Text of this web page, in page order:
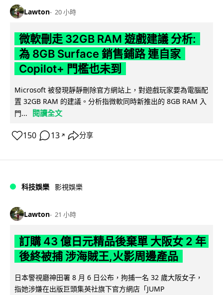
Lawton 20 小時
微軟刪走 32GB RAM 遊戲建議 分析:
為 8GB Surface 銷售鋪路 連自家
Copilot+ 門檻也未到
Microsoft 被發現靜靜刪除官方網站上，對遊戲玩家要為電腦配
置 32GB RAM 的建議。分析指微軟同時新推出的 8GB RAM 入
門...
閱讀全文
150 13 ↗ 分享
科技娛樂 影視娛樂
Lawton 21 小時
訂購 43 億日元精品後棄單 大阪女 2 年
後終被捕 涉海賊王,火影周邊產品
日本警視廳神田署 8 月 6 日公布，拘捕一名 32 歲大阪女子，
指她涉嫌在出版巨頭集英社旗下官方網店「JUMP